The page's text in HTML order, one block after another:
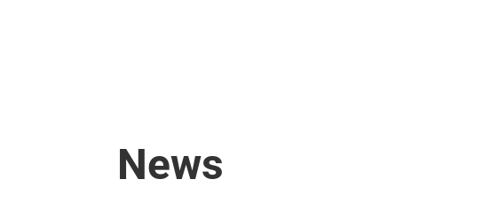
News